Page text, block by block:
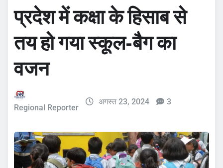
प्रदेश में कक्षा के हिसाब से
तय हो गया स्कूल-बैग का
वजन
Regional Reporter
अगस्त 23, 2024 3